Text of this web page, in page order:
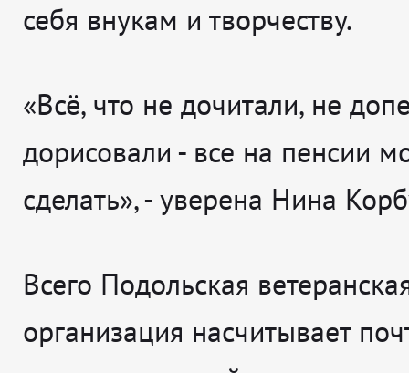
себя внукам и творчеству.
«Всё, что не дочитали, не
дорисовали - все на пенсии
сделать», - уверена Нина
Всего Подольская
организация насчитывает